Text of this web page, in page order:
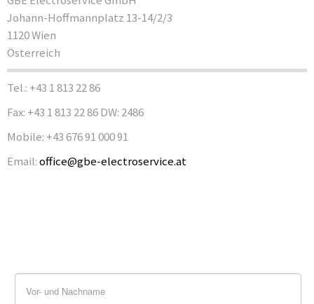
Johann-Hoffmannplatz 13-14/2/3
1120 Wien
Österreich
Tel.: +43 1 813 22 86
Fax: +43 1 813 22 86 DW: 2486
Mobile: +43 676 91 000 91
Email:office@gbe-electroservice.at